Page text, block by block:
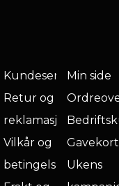
Kundeservice
Retur og
reklamasjon
Vilkår og
betingelser
Min side
Gavekort
Ukens